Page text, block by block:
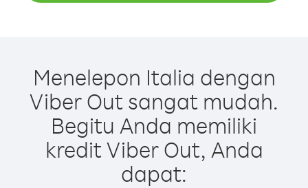
Menelepon Italia dengan
Viber Out sangat mudah.
Begitu Anda memiliki
kredit Viber Out, Anda
dapat: